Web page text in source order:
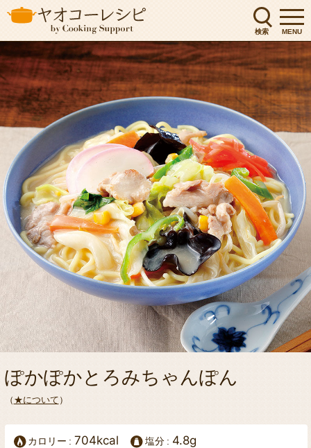
検索 MENU
ぽかぽかとろみちゃんぽん
（ ★について ）
カロリー 704kcal 塩分 4.8g